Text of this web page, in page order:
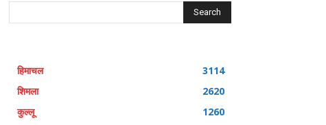
Search
हिमाचल
3114
शिमला
2620
कुल्लू
1260